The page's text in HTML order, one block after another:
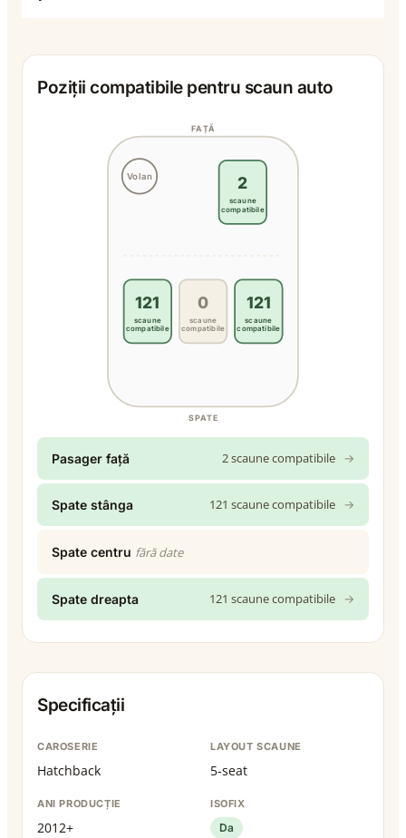
Poziții compatibile pentru scaun auto
Volan
FAȚĂ
SPATE
2
scaune
compatibile
121
scaune
compatibile
0
scaune
compatibile
121
scaune
compatibile
Pasager față 2 scaune compatibile →
Spate stânga 121 scaune compatibile →
Spate centru fără date
Spate dreapta 121 scaune compatibile →
Specificații
CAROSERIE
Hatchback
LAYOUT SCAUNE
5-seat
ANI PRODUCȚIE
2012+
ISOFIX
Da